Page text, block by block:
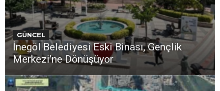
GÜNCEL
İnegöl Belediyesi Eski Binası, Gençlik
Merkezi’ne Dönüşüyor